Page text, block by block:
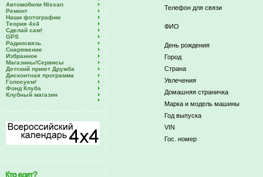
Автомобили Nissan
Ремонт
Наши фотографии
Теория 4х4
Сделай сам!
GPS
Радиосвязь
Снаряжение
Избранное
Магазины/Сервисы
Детский приют Дружба
Дисконтная программа
Голосуем!
Фонд Клуба
Клубный магазин
Телефон для связи
ФИО
День рождения
Город
Страна
Увлечения
Домашняя страничка
Марка и модель машины
Год выпуска
VIN
Гос. номер